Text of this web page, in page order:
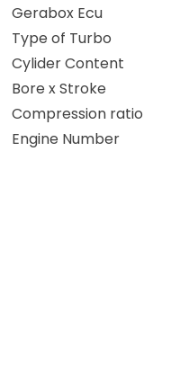
Gerabox Ecu
Type of Turbo
Cylider Content
Bore x Stroke
Compression ratio
Engine Number